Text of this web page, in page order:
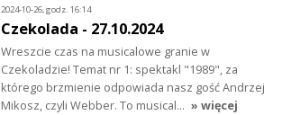
2024-10-26, godz. 16:14
Czekolada - 27.10.2024
Wreszcie czas na musicalowe granie w
Czekoladzie! Temat nr 1: spektakl "1989", za
którego brzmienie odpowiada nasz gość Andrzej
Mikosz, czyli Webber. To musical… » więcej